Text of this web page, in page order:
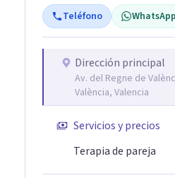
Teléfono WhatsApp
Dirección principal
Av. del Regne de
València, Valencia
Servicios y precios
Terapia de pareja